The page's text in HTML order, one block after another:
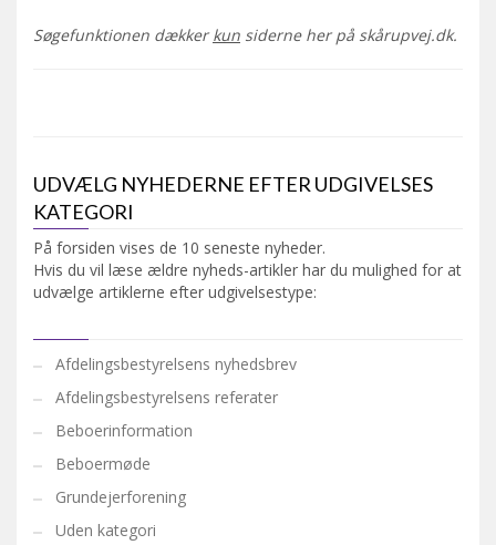
Søgefunktionen dækkerkun siderne her på skårupvej.dk.
UDVÆLG NYHEDERNE EFTER UDGIVELSES
KATEGORI
På forsiden vises de 10 seneste nyheder.
Hvis du vil læse ældre nyheds-artikler har du mulighed for at
udvælge artiklerne efter udgivelsestype:
Afdelingsbestyrelsens nyhedsbrev
Afdelingsbestyrelsens referater
Beboerinformation
Beboermøde
Grundejerforening
Uden kategori